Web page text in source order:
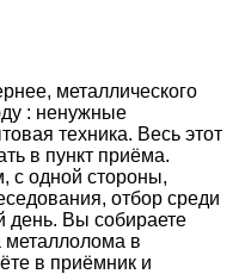
металлического
: ненужные
техника. Весь этот
в пункт приёма.
с одной стороны,
отбор среди
день. Вы собираете
металлолома в
в приёмник и